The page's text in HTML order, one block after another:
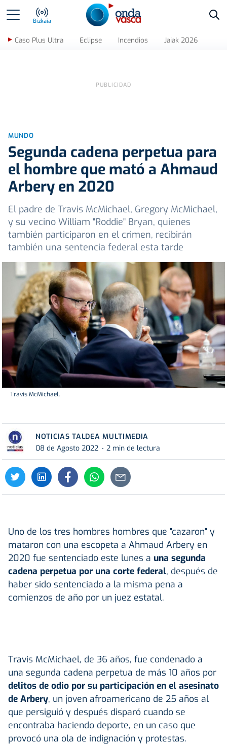
Bizkaia
Caso Plus Ultra Eclipse Incendios Jaiak 2026
MUNDO
Segunda cadena perpetua para
el hombre que mató a Ahmaud
Arbery en 2020
El padre de Travis McMichael, Gregory McMichael,
y su vecino William "Roddie" Bryan, quienes
también participaron en el crimen, recibirán
también una sentencia federal esta tarde
Travis McMichael.
NOTICIAS TALDEA MULTIMEDIA
08 de Agosto 2022
2 min de lectura
Uno de los tres hombres hombres que "cazaron" y
mataron con una escopeta a Ahmaud Arbery en
2020 fue sentenciado este lunes a una segunda
cadena perpetua por una corte federal, después de
haber sido sentenciado a la misma pena a
comienzos de año por un juez estatal.
Travis McMichael, de 36 años, fue condenado a
una segunda cadena perpetua de más 10 años por
delitos de odio por su participación en el asesinato
de Arbery, un joven afroamericano de 25 años al
que persiguió y después disparó cuando se
encontraba haciendo deporte, en un caso que
provocó una ola de indignación y protestas.